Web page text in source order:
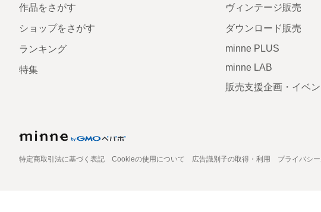
作品をさがす
ショップをさがす
ランキング
特集
ヴィンテージ販売
ダウンロード販売
minne PLUS
minne LAB
販売支援企画・イベン
特定商取引法に基づく表記 Cookieの使用について 広告識別子の取得・利用 プライバシ